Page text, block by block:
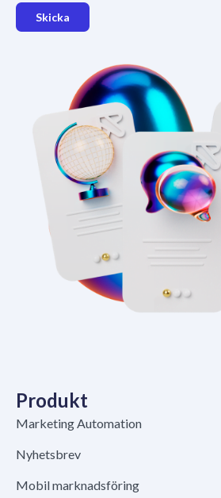
Skicka
Produkt
Marketing Automation
Nyhetsbrev
Mobil marknadsföring